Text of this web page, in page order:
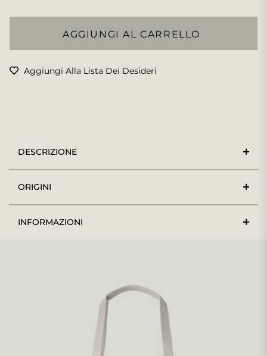
AGGIUNGI AL CARRELLO
Aggiungi Alla Lista Dei Desideri
DESCRIZIONE
ORIGINI
INFORMAZIONI